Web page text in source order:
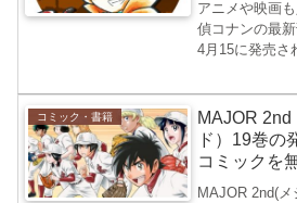
アニメや映画
偵コナンの最
4月15に発売さ
日の予想をし
偵コナンの連
つまで？病名
ナンのコミッ
コミック・書籍
MAJOR
ド）19巻の
コミックを
MAJOR 2nd(